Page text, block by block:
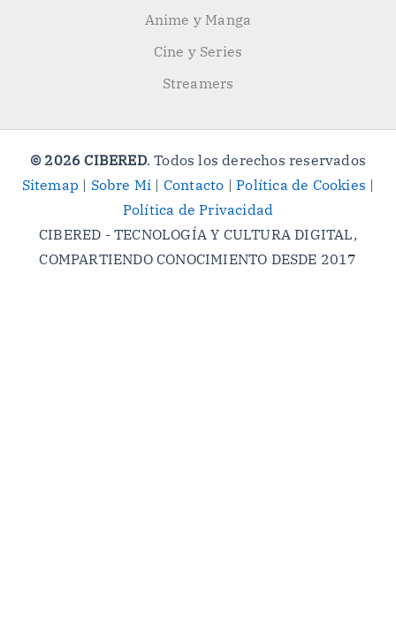
Anime y Manga
Cine y Series
Streamers
© 2026 CIBERED. Todos los derechos reservados
Sitemap | Sobre Mí | Contacto |Política de Cookies |
Política de Privacidad
CIBERED - TECNOLOGÍA Y CULTURA DIGITAL,
COMPARTIENDO CONOCIMIENTO DESDE 2017